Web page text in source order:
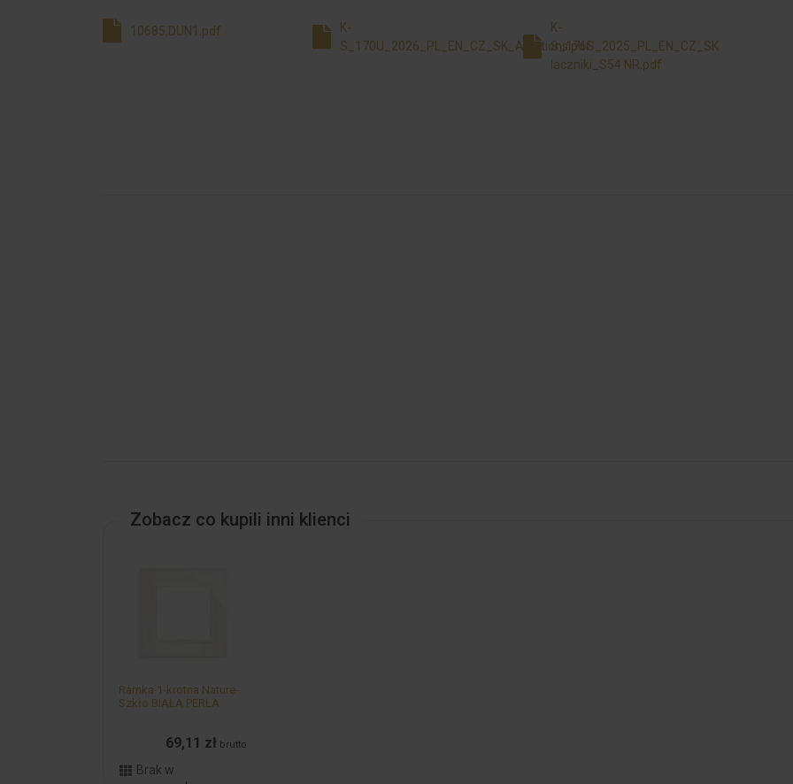
10685,DUN1.pdf
K-
S_170U_2026_PL_EN_CZ_SK_Additions.pdf
K-
S_176S_2025_PL_EN_CZ_SK
laczniki_S54 NR.pdf
Zobacz co kupili inni klienci
Ramka 1-krotna Nature-
Szkło BIAŁA PERŁA
69,11 złbrutto
Brak w